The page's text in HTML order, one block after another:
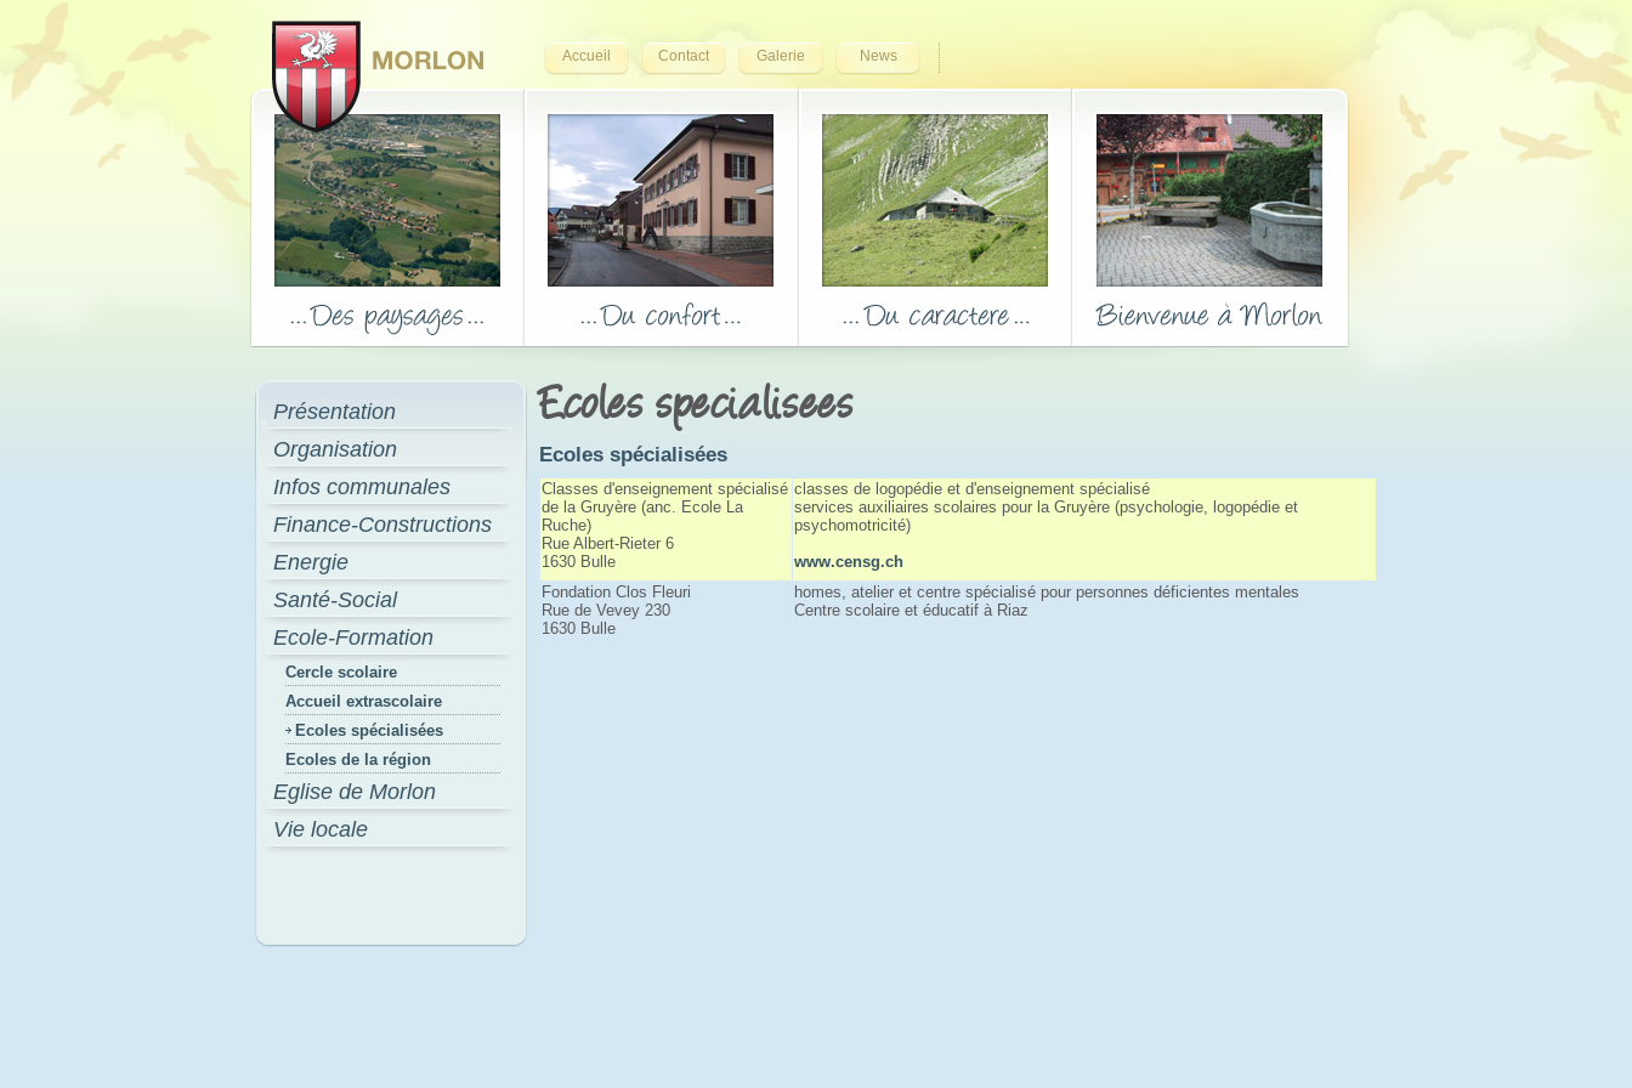
Accueil Contact Galerie News
Présentation
Organisation
Infos communales
Finance-Constructions
Energie
Santé-Social
Ecole-Formation
Cercle scolaire
Accueil extrascolaire
Ecoles spécialisées
Ecoles de la région
Eglise de Morlon
Vie locale
Ecoles specialisees
Ecoles spécialisées
Classes d'enseignement spécialisé
de la Gruyère (anc. Ecole La
Ruche)
Rue Albert-Rieter 6
1630 Bulle
classes de logopédie et d'enseignement spécialisé
services auxiliaires scolaires pour la Gruyère (psychologie, logopédie et
psychomotricité)
www.censg.ch
Fondation Clos Fleuri
Rue de Vevey 230
1630 Bulle
homes, atelier et centre spécialisé pour personnes déficientes mentales
Centre scolaire et éducatif à Riaz